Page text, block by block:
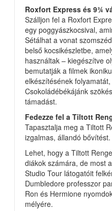
Roxfort Express és 9¾
Szálljon fel a Roxfort
egy poggyászkocsival,
Sétálhat a vonat
belső kocsikészletbe,
használtak – kiegészítve
bemutatják a filmek
elkészítésének
Csokoládébékájánk
támadást.
Fedezze fel a Tiltott
Tapasztalja meg a Tiltott
izgalmas, állandó bővítést.
Lehet, hogy a Tiltott
diákok számára, de most
Studio Tour látogatóit
Dumbledore professzor
Ron és Hermione
mélyére.